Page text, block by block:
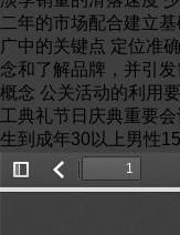
二年的市场配合建立
广中的关键点 定位准
念和了解品牌，并引
概念 公关活动的利用
工典礼节日庆典重要
生到成年30以上男性
Toggle返